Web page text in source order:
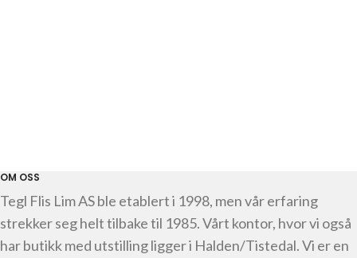
OM OSS
Tegl Flis Lim AS ble etablert i 1998, men vår erfaring
strekker seg helt tilbake til 1985. Vårt kontor, hvor vi også
har butikk med utstilling ligger i Halden/Tistedal. Vi er en